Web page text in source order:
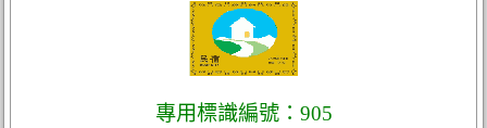
專用標識編號：905